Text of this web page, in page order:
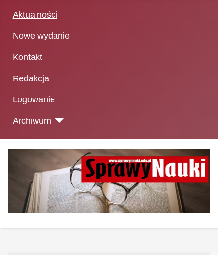
Aktualności
Nowe wydanie
Kontakt
Redakcja
Logowanie
Archiwum